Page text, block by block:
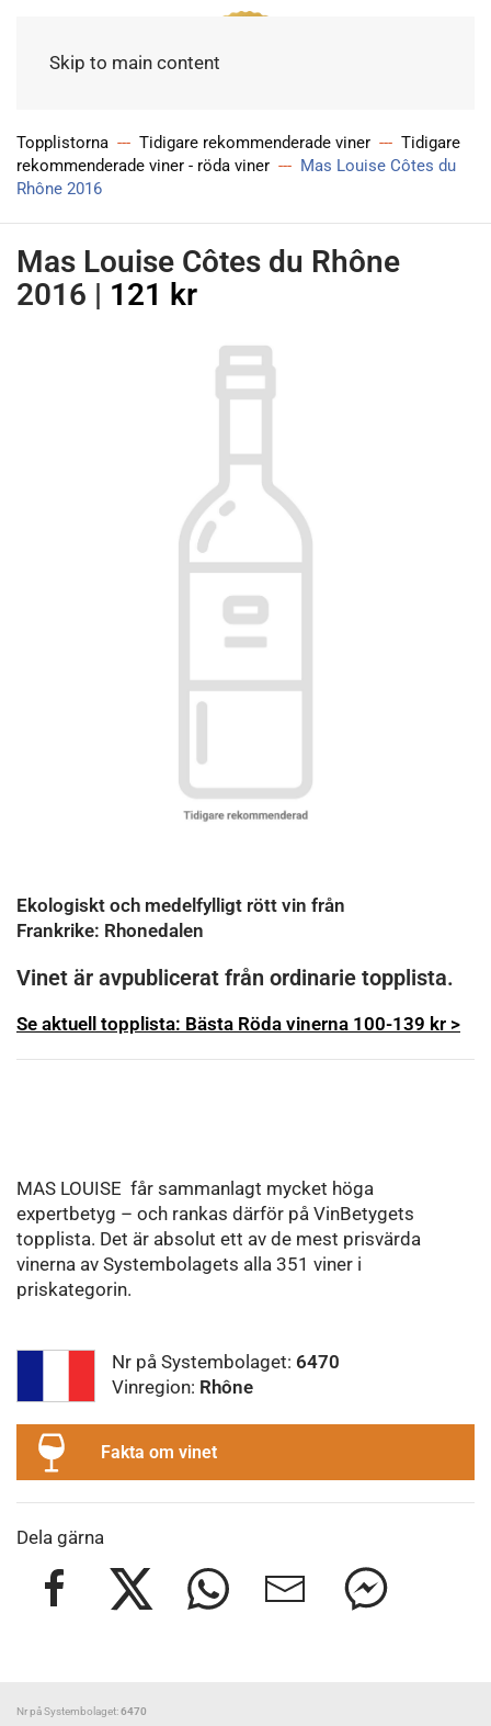
Skip to main content
Meny
Topplistorna Tidigare rekommenderade viner
Tidigare
rekommenderade viner - röda viner
Mas Louise Côtes du
Rhône 2016
Mas Louise Côtes du Rhône
2016 | 121 kr
Ekologiskt och medelfylligt rött vin från
Frankrike: Rhonedalen
Vinet är avpublicerat från ordinarie topplista.
Se aktuell topplista: Bästa Röda vinerna 100-139 kr >
MAS LOUISE får sammanlagt mycket höga
expertbetyg – och rankas därför på VinBetygets
topplista. Det är absolut ett av de mest prisvärda
vinerna av Systembolagets alla 351 viner i
priskategorin.
Nr på Systembolaget: 6470
Vinregion: Rhône
Fakta om vinet
Dela gärna
Nr på Systembolaget:6470